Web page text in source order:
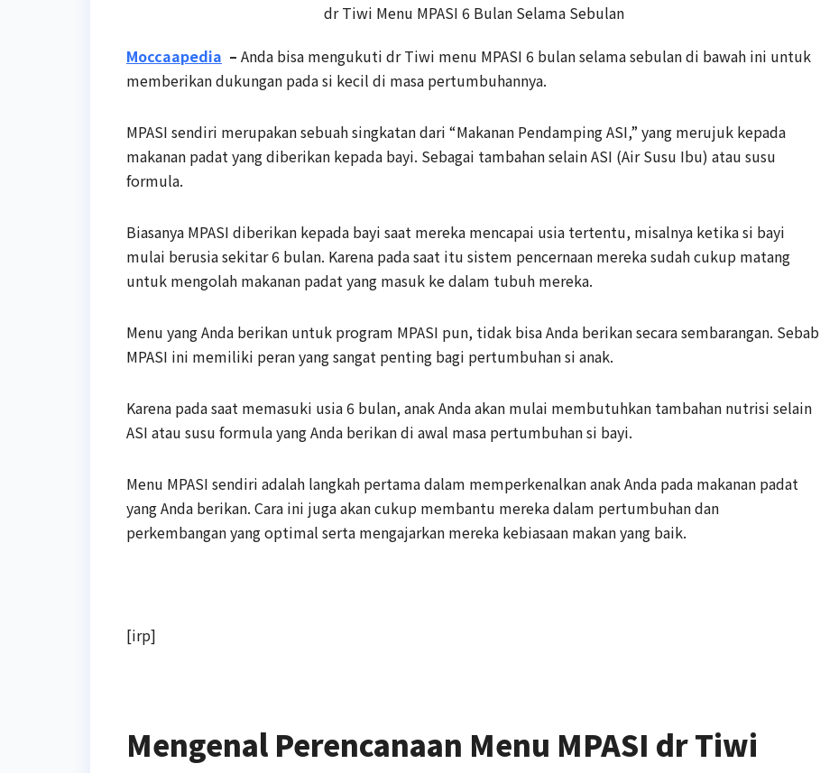
dr Tiwi Menu MPASI 6 Bulan Selama Sebulan
Moccaapedia – Anda bisa mengukuti dr Tiwi menu MPASI 6 bulan selama sebulan di bawah ini untuk
memberikan dukungan pada si kecil di masa pertumbuhannya.
MPASI sendiri merupakan sebuah singkatan dari “Makanan Pendamping ASI,” yang merujuk kepada
makanan padat yang diberikan kepada bayi. Sebagai tambahan selain ASI (Air Susu Ibu) atau susu
formula.
Biasanya MPASI diberikan kepada bayi saat mereka mencapai usia tertentu, misalnya ketika si bayi
mulai berusia sekitar 6 bulan. Karena pada saat itu sistem pencernaan mereka sudah cukup matang
untuk mengolah makanan padat yang masuk ke dalam tubuh mereka.
Menu yang Anda berikan untuk program MPASI pun, tidak bisa Anda berikan secara sembarangan. Sebab
MPASI ini memiliki peran yang sangat penting bagi pertumbuhan si anak.
Karena pada saat memasuki usia 6 bulan, anak Anda akan mulai membutuhkan tambahan nutrisi selain
ASI atau susu formula yang Anda berikan di awal masa pertumbuhan si bayi.
Menu MPASI sendiri adalah langkah pertama dalam memperkenalkan anak Anda pada makanan padat
yang Anda berikan. Cara ini juga akan cukup membantu mereka dalam pertumbuhan dan
perkembangan yang optimal serta mengajarkan mereka kebiasaan makan yang baik.
[irp]
Mengenal Perencanaan Menu MPASI dr Tiwi